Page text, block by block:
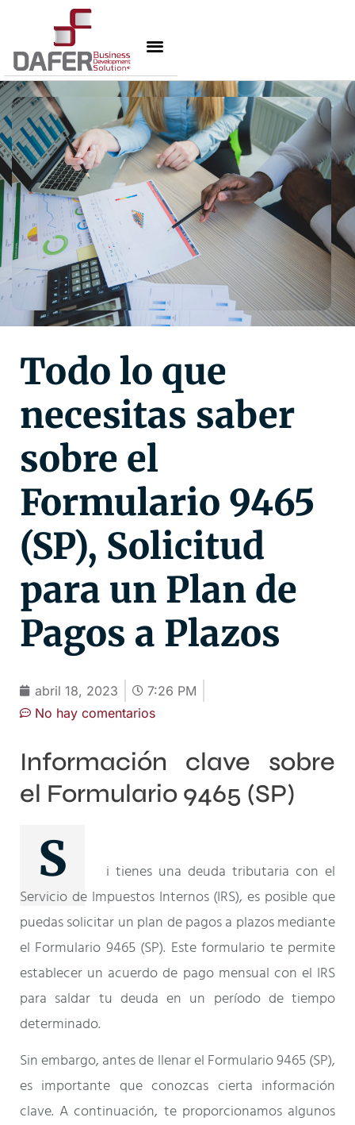
Todo lo que
necesitas saber
sobre el
Formulario 9465
(SP), Solicitud
para un Plan de
Pagos a Plazos
abril 18, 2023
7:26 PM
No hay comentarios
Información clave sobre
el Formulario 9465 (SP)
S
i tienes una deuda tributaria con el
Servicio de Impuestos Internos (IRS), es posible que
puedas solicitar un plan de pagos a plazos mediante
el Formulario 9465 (SP). Este formulario te permite
establecer un acuerdo de pago mensual con el IRS
para saldar tu deuda en un período de tiempo
determinado.
Sin embargo, antes de llenar el Formulario 9465 (SP),
es importante que conozcas cierta información
clave. A continuación, te proporcionamos algunos